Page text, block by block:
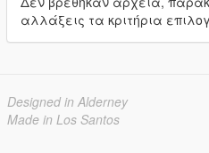
αλλάξεις τα κριτήρια
Designed in Alderney
Made in Los Santos